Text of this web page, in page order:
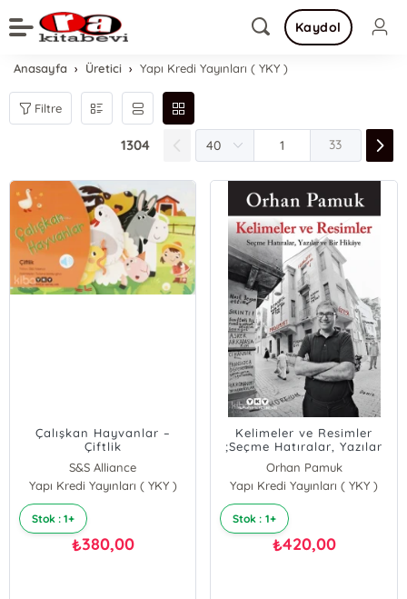
Kaydol
Anasayfa Üretici Yapı Kredi Yayınları ( YKY )
Filtre
1304 33
Çalışkan Hayvanlar –
Çiftlik
S&S Alliance
Yapı Kredi Yayınları ( YKY )
Stok : 1+
₺380,00
Kelimeler ve Resimler
;Seçme Hatıralar, Yazılar
ve Bir Hikâye
Orhan Pamuk
Yapı Kredi Yayınları ( YKY )
Stok : 1+
₺420,00